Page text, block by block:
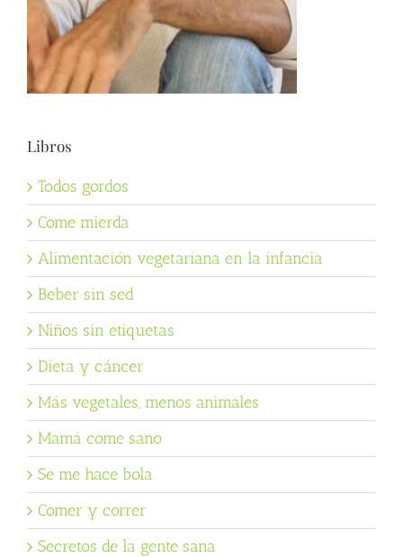
Libros
Todos gordos
Come mierda
Alimentación vegetariana en la infancia
Beber sin sed
Niños sin etiquetas
Dieta y cáncer
Más vegetales, menos animales
Mamá come sano
Se me hace bola
Comer y correr
Secretos de la gente sana